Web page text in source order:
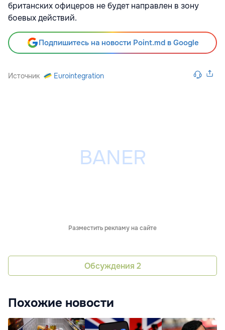
британских офицеров не будет направлен в зону
боевых действий.
Подпишитесь на новости Point.md в Google
Источник Eurointegration
Разместить рекламу на сайте
Обсуждения 2
Похожие новости